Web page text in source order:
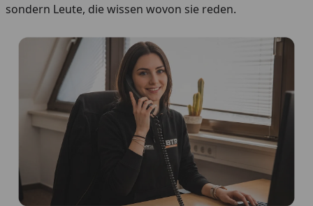
sondern Leute, die wissen wovon sie reden.